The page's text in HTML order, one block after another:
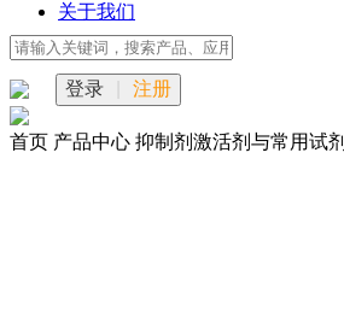
关于我们
登录 注册
首页 产品中心 抑制剂激活剂与常用试剂